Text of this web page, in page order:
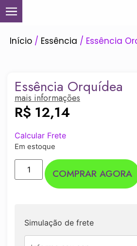
Início / Essência / Essência
Essência Orquídea
mais informações
R$ 12,14
Calcular Frete
Em estoque
COMPRAR AGORA
Simulação de frete